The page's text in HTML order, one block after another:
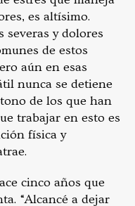
es altísimo.
severas y dolores
de estos
aún en esas
nunca se detiene
de los que han
trabajar en esto es
física y
cinco años que
“Alcancé a dejar